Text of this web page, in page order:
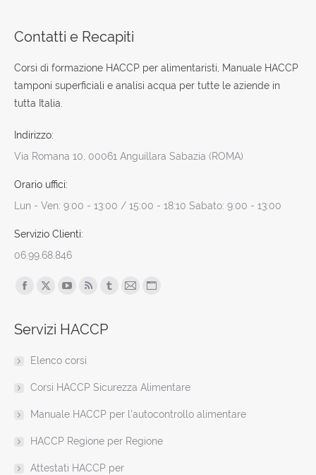
Contatti e Recapiti
Corsi di formazione HACCP per alimentaristi, Manuale HACCP
tamponi superficiali e analisi acqua per tutte le aziende in
tutta Italia.
Indirizzo:
Via Romana 10, 00061 Anguillara Sabazia (ROMA)
Orario uffici:
Lun - Ven: 9:00 - 13:00 / 15:00 - 18:10 Sabato: 9:00 - 13:00
Servizio Clienti:
06.99.68.846
Find us on:
opens
new
window
opens
new
window
opens
new
window
opens
windowwindowwindow
new
Servizi HACCP
Elenco corsi
Corsi HACCP Sicurezza Alimentare
Manuale HACCP per l’autocontrollo alimentare
HACCP Regione per Regione
Attestati HACCP per